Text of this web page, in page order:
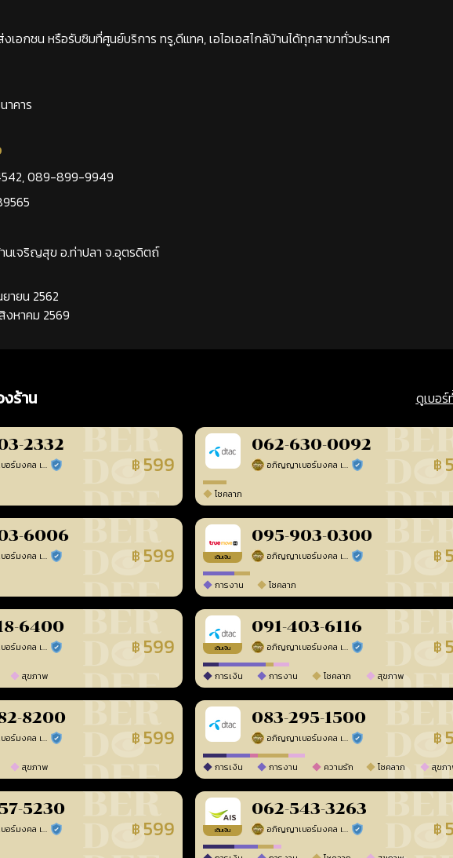
อกชน หรือรับซิมที่ศูนย์บริการ ทรู,ดีแทค, เอไอเอสไกล้บ้านได้ทุกสาขาทั่วประเทศ
าคาร
,089-899-9949
นเจริญสุข อ.ท่าปลา จ.อุตรดิตถ์
ยายน 2562
งหาคม 2569
ร้าน ดูเบอ
2332
อภิญญาเบอร์มงคล เบอร์สวยเลขศาสตร์ ร้านยืนยันแล้ว ฿ 599
062-630-0092
อภิญญาเบอร์มงคล เบอร์สวยเลขศาสตร์ ร้านยืนยันแล้ว ฿
โชคลาภ
6006
อภิญญาเบอร์มงคล เบอร์สวยเลขศาสตร์ ร้านยืนยันแล้ว ฿ 599 เติมเงิน
095-903-0300
อภิญญาเบอร์มงคล เบอร์สวยเลขศาสตร์ ร้านยืนยันแล้ว ฿
การงาน โชคลาภ
6400
อภิญญาเบอร์มงคล เบอร์สวยเลขศาสตร์ ร้านยืนยันแล้ว ฿ 599
สุขภาพ
เติมเงิน
091-403-6116
อภิญญาเบอร์มงคล เบอร์สวยเลขศาสตร์ ร้านยืนยันแล้ว ฿
การเงิน การงาน โชคลาภ สุขภาพ
8200
อภิญญาเบอร์มงคล เบอร์สวยเลขศาสตร์ ร้านยืนยันแล้ว ฿ 599
สุขภาพ
083-295-1500
อภิญญาเบอร์มงคล เบอร์สวยเลขศาสตร์ ร้านยืนยันแล้ว ฿
การเงิน การงาน ความรัก โชคลาภ สุขภ
5230
อภิญญาเบอร์มงคล เบอร์สวยเลขศาสตร์ ร้านยืนยันแล้ว ฿ 599 เติมเงิน
062-543-3263
อภิญญาเบอร์มงคล เบอร์สวยเลขศาสตร์ ร้านยืนยันแล้ว ฿